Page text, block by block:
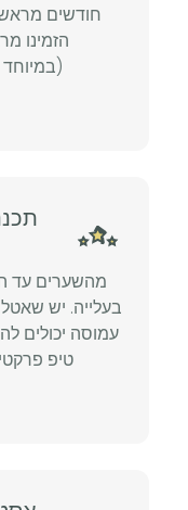
חודשים
הזמינו
טיפ